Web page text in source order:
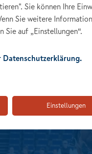
Sie können Ihre
Sie weitere
auf „Einstellungen“.
Datenschutzerklärung.
Einstellungen